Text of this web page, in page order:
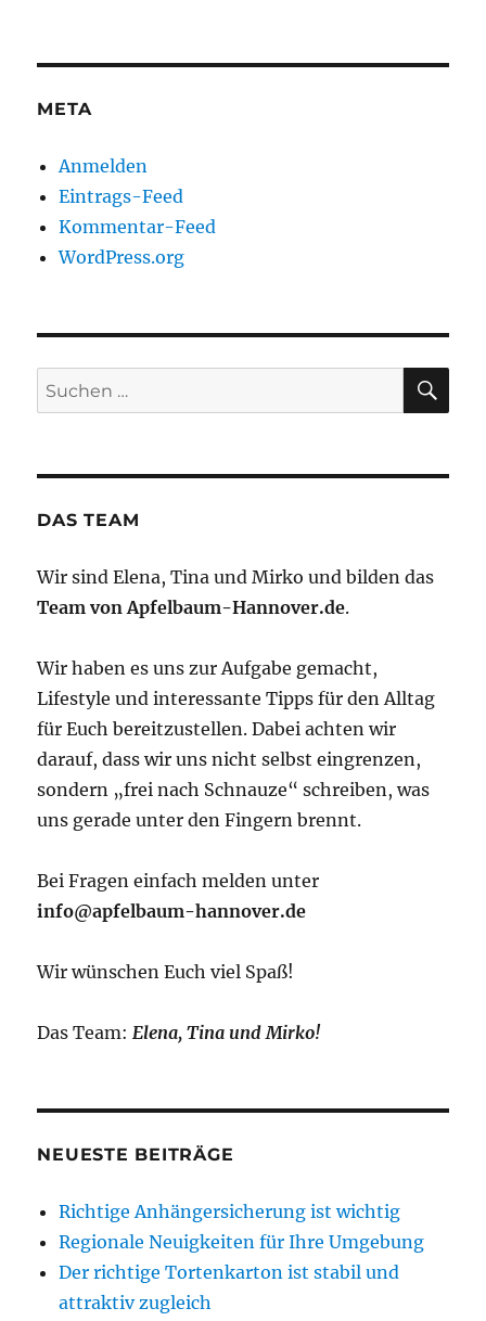
META
Anmelden
Eintrags-Feed
Kommentar-Feed
WordPress.org
Suchen
nach:
DAS TEAM
Wir sind Elena, Tina und Mirko und bilden das
Team von Apfelbaum-Hannover.de.
Wir haben es uns zur Aufgabe gemacht,
Lifestyle und interessante Tipps für den Alltag
für Euch bereitzustellen. Dabei achten wir
darauf, dass wir uns nicht selbst eingrenzen,
sondern „frei nach Schnauze“ schreiben, was
uns gerade unter den Fingern brennt.
Bei Fragen einfach melden unter
info@apfelbaum-hannover.de
Wir wünschen Euch viel Spaß!
Das Team:Elena, Tina und Mirko!
NEUESTE BEITRÄGE
Richtige Anhängersicherung ist wichtig
Regionale Neuigkeiten für Ihre Umgebung
Der richtige Tortenkarton ist stabil und
attraktiv zugleich